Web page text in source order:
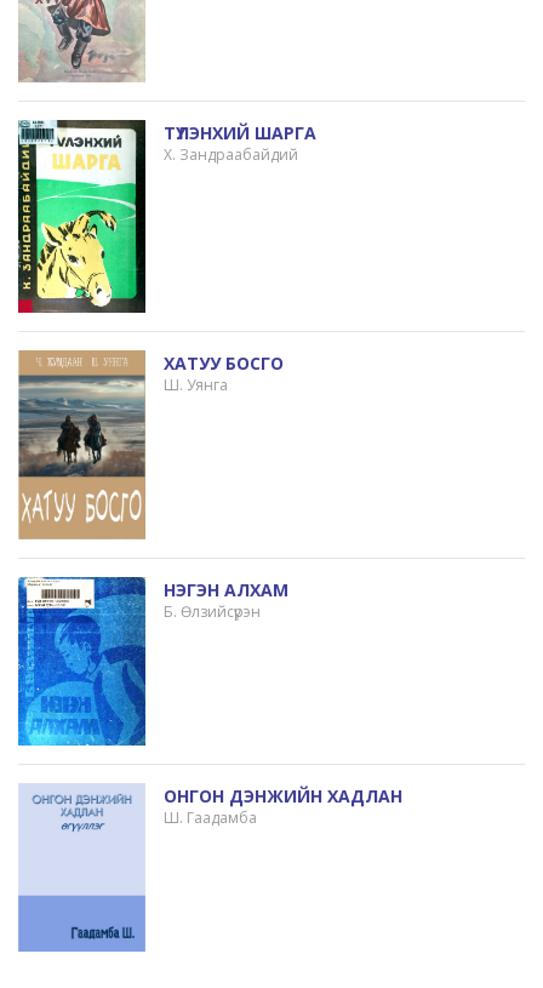
ТҮЛЭНХИЙ ШАРГА
Х. Зандраабайдий
ХАТУУ БОСГО
Ш. Уянга
НЭГЭН АЛХАМ
Б. Өлзийсүрэн
ОНГОН ДЭНЖИЙН ХАДЛАН
Ш. Гаадамба